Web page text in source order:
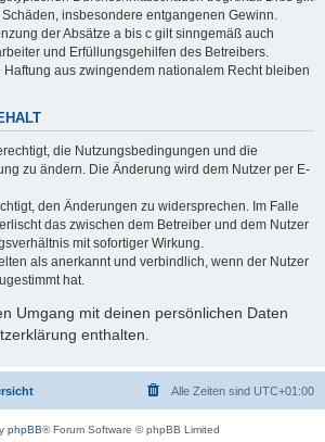
insbesondere entgangenen Gewinn.
der Absätze a bis c gilt sinngemäß auch
und Erfüllungsgehilfen des Betreibers.
Haftung aus zwingendem nationalem Recht bleiben
die Nutzungsbedingungen und die
zu ändern. Die Änderung wird dem Nutzer per E-
den Änderungen zu widersprechen. Im Falle
das zwischen dem Betreiber und dem Nutzer
mit sofortiger Wirkung.
als anerkannt und verbindlich, wenn der Nutzer
hat.
Umgang mit deinen persönlichen Daten
enthalten.
Alle Zeiten sind UTC+01:00
phpBB® Forum Software © phpBB Limited